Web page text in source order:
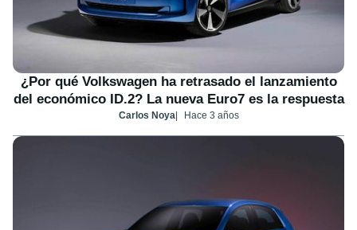
¿Por qué Volkswagen ha retrasado el lanzamiento
del económico ID.2? La nueva Euro7 es la respuesta
Carlos Noya Hace 3 años